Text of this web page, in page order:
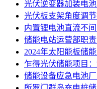
光伏逆变器加装电
光伏板支架角度调
内置锂电池直流不
储能电站运营部职
2024年太阳能板储
乍得光伏储能项目
储能设备应急电池